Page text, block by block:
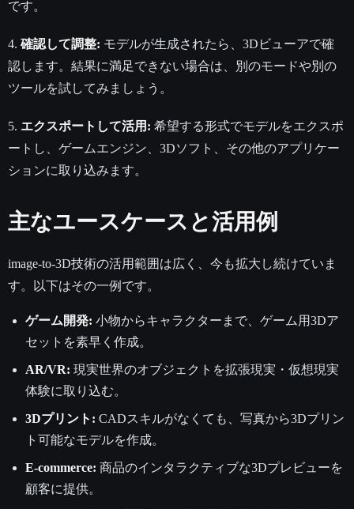
です。
4. 確認して調整: モデルが生成されたら、3Dビューアで確
認します。結果に満足できない場合は、別のモードや別の
ツールを試してみましょう。
5. エクスポートして活用: 希望する形式でモデルをエクスポ
ートし、ゲームエンジン、3Dソフト、その他のアプリケー
ションに取り込みます。
主なユースケースと活用例
image-to-3D技術の活用範囲は広く、今も拡大し続けていま
す。以下はその一例です。
ゲーム開発: 小物からキャラクターまで、ゲーム用3Dア
セットを素早く作成。
AR/VR: 現実世界のオブジェクトを拡張現実・仮想現実
体験に取り込む。
3Dプリント: CADスキルがなくても、写真から3Dプリン
ト可能なモデルを作成。
E-commerce: 商品のインタラクティブな3Dプレビューを
顧客に提供。